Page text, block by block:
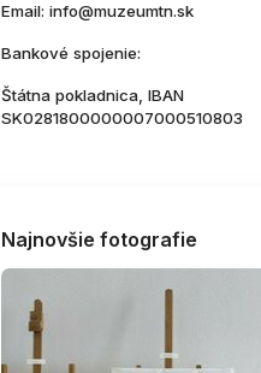
Email: info@muzeumtn.sk
Bankové spojenie:
Štátna pokladnica, IBAN
SK0281800000007000510803
Najnovšie fotografie